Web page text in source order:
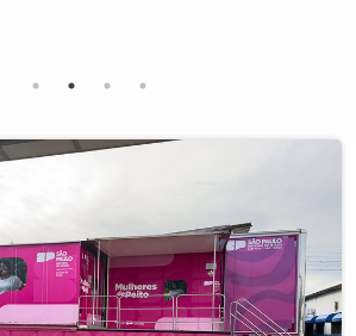
o acesso à educação e oferecendo uma
última turma da Educação de
formada pelo município foi em 2016,
Barras e, a partir de agosto de 2025,
importante ampliação. Em parceria
passou a disponibilizar também
II (6º ao 9º ano) e o Ensino
significativamente as oportunidades
e adultos concluam sua formação.A